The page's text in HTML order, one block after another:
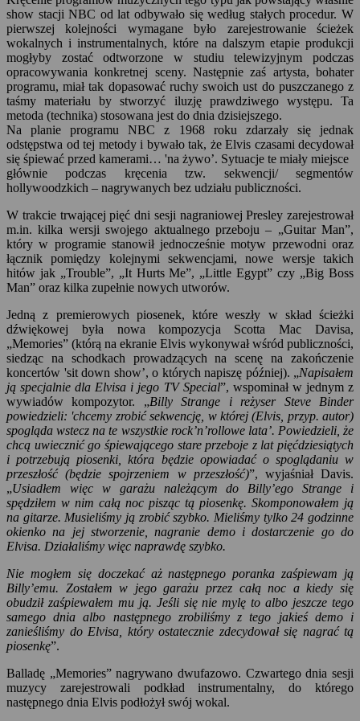
show stacji NBC od lat odbywało się według stałych procedur. W
pierwszej kolejności wymagane było zarejestrowanie ścieżek
wokalnych i instrumentalnych, które na dalszym etapie produkcji
mogłyby zostać odtworzone w studiu telewizyjnym podczas
opracowywania konkretnej sceny. Następnie zaś artysta, bohater
programu, miał tak dopasować ruchy swoich ust do puszczanego z
taśmy materiału by stworzyć iluzję prawdziwego występu. Ta
metoda (technika) stosowana jest do dnia dzisiejszego.
Na planie programu NBC z 1968 roku zdarzały się jednak
odstępstwa od tej metody i bywało tak, że Elvis czasami decydował
się śpiewać przed kamerami… 'na żywo’. Sytuacje te miały miejsce
głównie podczas kręcenia tzw. sekwencji/ segmentów
hollywoodzkich – nagrywanych bez udziału publiczności.
W trakcie trwającej pięć dni sesji nagraniowej Presley zarejestrował
m.in. kilka wersji swojego aktualnego przeboju – „Guitar Man”,
który w programie stanowił jednocześnie motyw przewodni oraz
łącznik pomiędzy kolejnymi sekwencjami, nowe wersje takich
hitów jak „Trouble”, „It Hurts Me”, „Little Egypt” czy „Big Boss
Man” oraz kilka zupełnie nowych utworów.
Jedną z premierowych piosenek, które weszły w skład ścieżki
dźwiękowej była nowa kompozycja Scotta Mac Davisa,
„Memories” (którą na ekranie Elvis wykonywał wśród publiczności,
siedząc na schodkach prowadzących na scenę na zakończenie
koncertów 'sit down show’, o których napiszę później). „Napisałem
ją specjalnie dla Elvisa i jego TV Special”, wspominał w jednym z
wywiadów kompozytor. „Billy Strange i reżyser Steve Binder
powiedzieli: 'chcemy zrobić sekwencję, w której (Elvis, przyp. autor)
spogląda wstecz na te wszystkie rock’n’rollowe lata’. Powiedzieli, że
chcą uwiecznić go śpiewającego stare przeboje z lat pięćdziesiątych
i potrzebują piosenki, która będzie opowiadać o spoglądaniu w
przeszłość (będzie spojrzeniem w przeszłość)”, wyjaśniał Davis.
„Usiadłem więc w garażu należącym do Billy’ego Strange i
spędziłem w nim całą noc pisząc tą piosenkę. Skomponowałem ją
na gitarze. Musieliśmy ją zrobić szybko. Mieliśmy tylko 24 godzinne
okienko na jej stworzenie, nagranie demo i dostarczenie go do
Elvisa. Działaliśmy więc naprawdę szybko.
Nie mogłem się doczekać aż następnego poranka zaśpiewam ją
Billy’emu. Zostałem w jego garażu przez całą noc a kiedy się
obudził zaśpiewałem mu ją. Jeśli się nie mylę to albo jeszcze tego
samego dnia albo następnego zrobiliśmy z tego jakieś demo i
zanieśliśmy do Elvisa, który ostatecznie zdecydował się nagrać tą
piosenkę”.
Balladę „Memories” nagrywano dwufazowo. Czwartego dnia sesji
muzycy zarejestrowali podkład instrumentalny, do którego
następnego dnia Elvis podłożył swój wokal.